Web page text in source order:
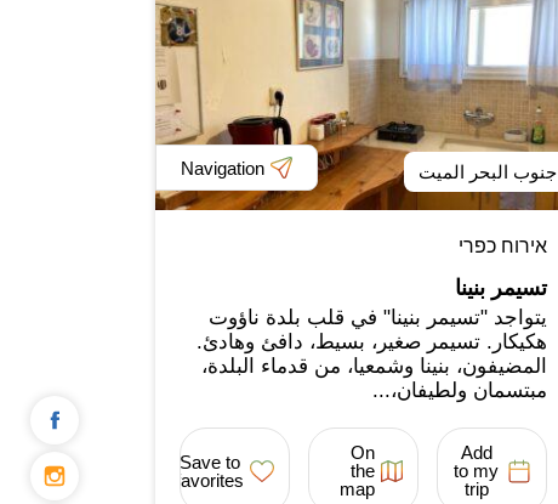
جنوب البحر الميت Navigation
אירוח כפרי
تسيمر بنينا
يتواجد "تسيمر بنينا" في قلب بلدة ناؤوت
هكيكار. تسيمر صغير، بسيط، دافئ وهادئ.
المضيفون، بنينا وشمعيا، من قدماء البلدة،
مبتسمان ولطيفان،...
Add
to my
trip
On
the
map
Save to
favorites